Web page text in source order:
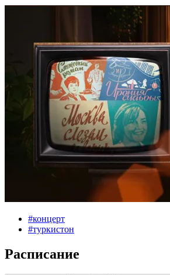
#концерт
#туркистон
Расписание